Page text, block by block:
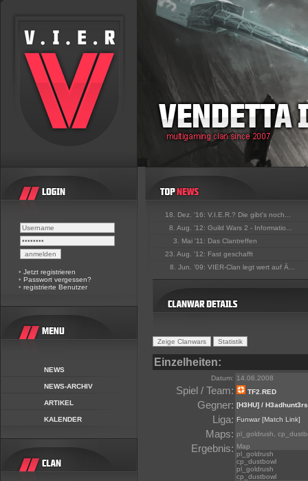
• Jetzt registrieren
• Passwort vergessen?
• registrierte Benutzer
NEWS
NEWS-ARCHIV
ARTIKEL
KALENDER
18. Dez. '16: V.I.E.R.? Die gibt's noch...
8. Aug. '12: Guild Wars 2 - Informatio...
3. Mai '11: Das Clantreffen
23. Aug. '12: Fast geschafft
8. Jun. '09: VIER-Clan legt wert auf Ä...
Einzelheiten:
Datum: 14.06.2008
Spiel / Team: TF2.RED
Gegner: [H3HU] / H3adhunt3rs
Liga: Funwar [Match Link]
Maps: pl_goldrush,
Ergebnis: Map
pl_goldrush
cp_dustbowl
pl_goldrush
cp_dustbowl